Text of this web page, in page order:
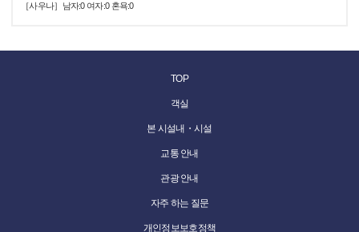
［사우나］남자:0 여자:0 혼욕:0
TOP
객실
본 시설내・시설
교통 안내
관광 안내
자주 하는 질문
개인정보보호정책